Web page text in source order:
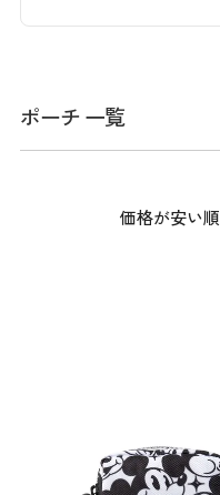
ポーチ 一覧
価格が安い順